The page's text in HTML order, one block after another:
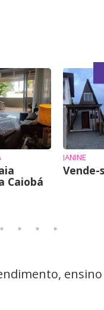
Caiobá
JANINE
Vende-